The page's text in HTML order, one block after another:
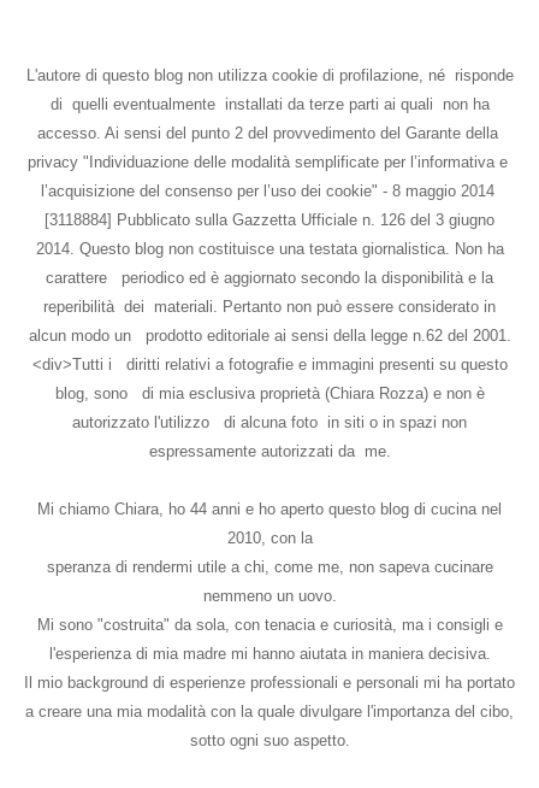
L'autore di questo blog non utilizza cookie di profilazione, né risponde
di quelli eventualmente installati da terze parti ai quali non ha
accesso. Ai sensi del punto 2 del provvedimento del Garante della
privacy "Individuazione delle modalità semplificate per l’informativa e
l’acquisizione del consenso per l’uso dei cookie" - 8 maggio 2014
[3118884] Pubblicato sulla Gazzetta Ufficiale n. 126 del 3 giugno
2014. Questo blog non costituisce una testata giornalistica. Non ha
carattere periodico ed è aggiornato secondo la disponibilità e la
reperibilità dei materiali. Pertanto non può essere considerato in
alcun modo un prodotto editoriale ai sensi della legge n.62 del 2001.
<div>Tutti i diritti relativi a fotografie e immagini presenti su questo
blog, sono di mia esclusiva proprietà (Chiara Rozza) e non è
autorizzato l'utilizzo di alcuna foto in siti o in spazi non
espressamente autorizzati da me.
Mi chiamo Chiara, ho 44 anni e ho aperto questo blog di cucina nel
2010, con la
speranza di rendermi utile a chi, come me, non sapeva cucinare
nemmeno un uovo.
Mi sono "costruita" da sola, con tenacia e curiosità, ma i consigli e
l'esperienza di mia madre mi hanno aiutata in maniera decisiva.
Il mio background di esperienze professionali e personali mi ha portato
a creare una mia modalità con la quale divulgare l'importanza del cibo,
sotto ogni suo aspetto.